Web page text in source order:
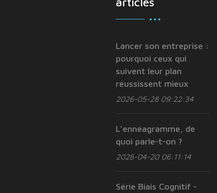
Lancer son entreprise :
pourquoi ceux qui
suivent leur plan
réussissent mieux
2026-05-28 09:22:34
L'ennéagramme, de
quoi parle-t-on ?
2026-04-20 06:11:14
Série Biais Cognitif -